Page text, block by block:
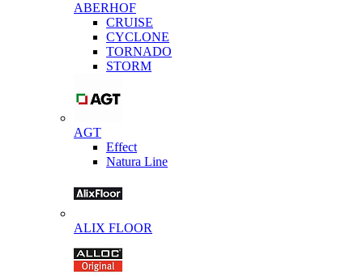
ABERHOF
CRUISE
CYCLONE
TORNADO
STORM
AGT
Effect
Natura Line
ALIX FLOOR